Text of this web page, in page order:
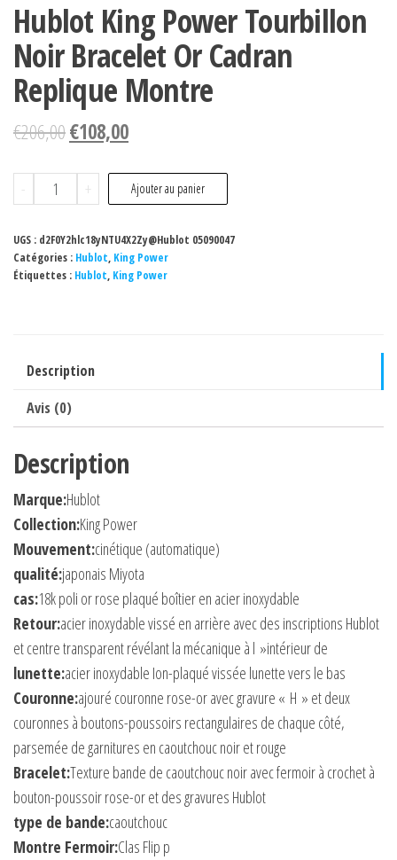
Hublot King Power Tourbillon
Noir Bracelet Or Cadran
Replique Montre
€206,00€108,00
-
quantité
de
Hublot
King
Power
Or
Cadran
Replique
Montre
+ Ajouter au panier
UGS : d2F0Y2hlc18yNTU4X2Zy@Hublot 05090047
Catégories : Hublot, King Power
Étiquettes : Hublot, King Power
Description
Avis (0)
Description
Marque:Hublot
Collection:King Power
Mouvement:cinétique (automatique)
qualité:japonais Miyota
cas:18k poli or rose plaqué boîtier en acier inoxydable
Retour:acier inoxydable vissé en arrière avec des inscriptions Hublot
et centre transparent révélant la mécanique à l »intérieur de
lunette:acier inoxydable Ion-plaqué vissée lunette vers le bas
Couronne:ajouré couronne rose-or avec gravure « H » et deux
couronnes à boutons-poussoirs rectangulaires de chaque côté,
parsemée de garnitures en caoutchouc noir et rouge
Bracelet:Texture bande de caoutchouc noir avec fermoir à crochet à
bouton-poussoir rose-or et des gravures Hublot
type de bande:caoutchouc
Montre Fermoir:Clas Flip p